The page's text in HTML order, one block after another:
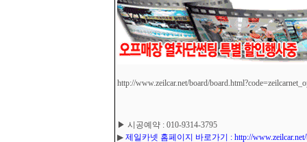
http://www.zeilcar.net/board/
▶ 시공예약 : 010-9314-3795
▶ 제일카넷 홈페이지 바로가기 : http://www.zeilcar.net/